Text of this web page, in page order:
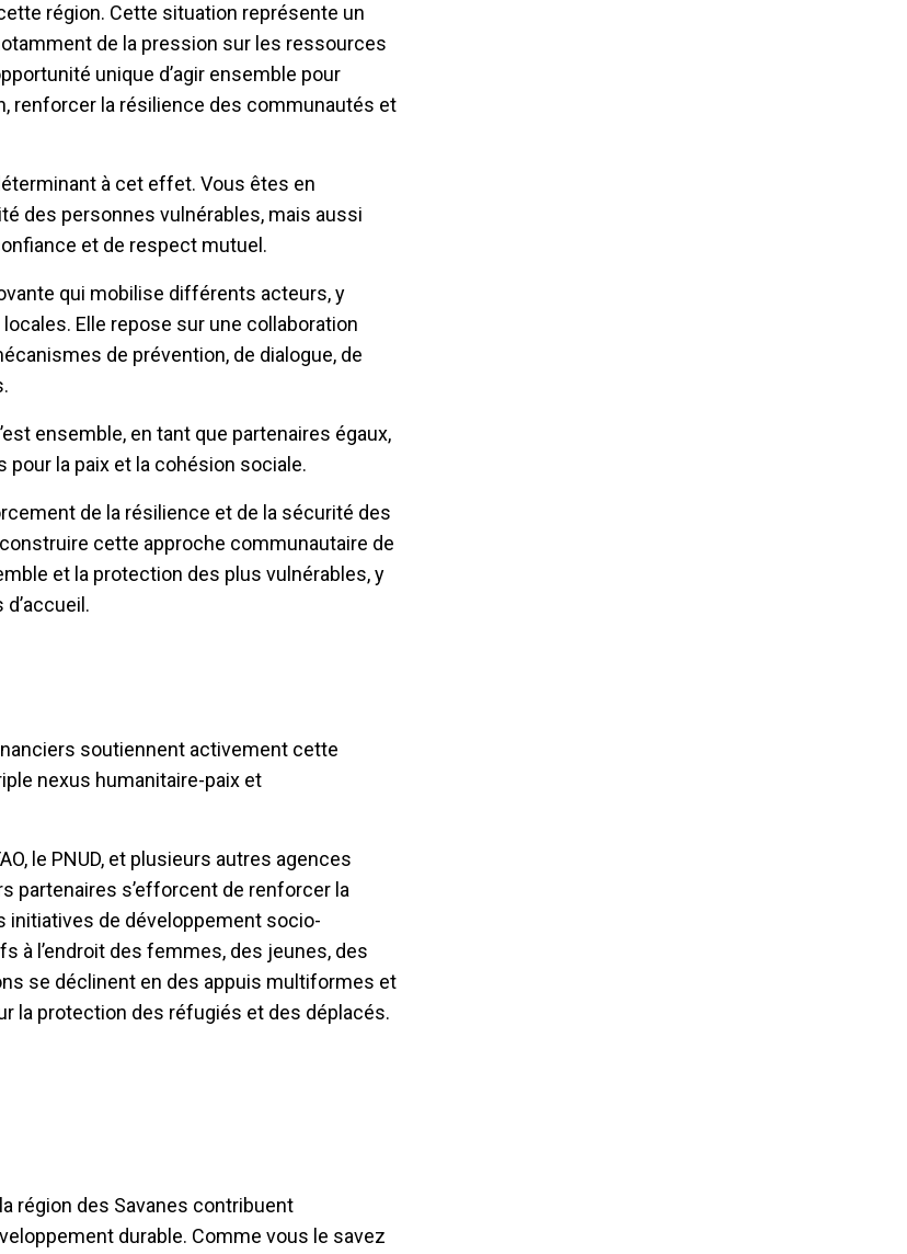
région. Cette situation représente un
de la pression sur les ressources
unique d’agir ensemble pour
renforcer la résilience des communautés et
à cet effet. Vous êtes en
des personnes vulnérables, mais aussi
et de respect mutuel.
qui mobilise différents acteurs, y
Elle repose sur une collaboration
de prévention, de dialogue, de
ensemble, en tant que partenaires égaux,
la paix et la cohésion sociale.
de la résilience et de la sécurité des
cette approche communautaire de
et la protection des plus vulnérables, y
soutiennent activement cette
nexus humanitaire-paix et
le PNUD, et plusieurs autres agences
partenaires s’efforcent de renforcer la
initiatives de développement socio-
à l’endroit des femmes, des jeunes, des
se déclinent en des appuis multiformes et
la protection des réfugiés et des déplacés.
région des Savanes contribuent
durable. Comme vous le savez